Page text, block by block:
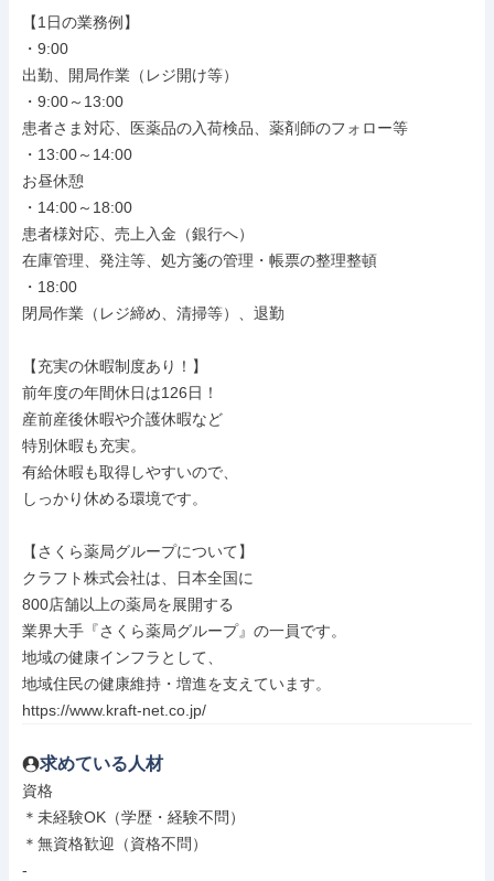
【1日の業務例】
・9:00
出勤、開局作業（レジ開け等）
・9:00～13:00
患者さま対応、医薬品の入荷検品、薬剤師のフォロー等
・13:00～14:00
お昼休憩
・14:00～18:00
患者様対応、売上入金（銀行へ）
在庫管理、発注等、処方箋の管理・帳票の整理整頓
・18:00
閉局作業（レジ締め、清掃等）、退勤
【充実の休暇制度あり！】
前年度の年間休日は126日！
産前産後休暇や介護休暇など
特別休暇も充実。
有給休暇も取得しやすいので、
しっかり休める環境です。
【さくら薬局グループについて】
クラフト株式会社は、日本全国に
800店舗以上の薬局を展開する
業界大手『さくら薬局グループ』の一員です。
地域の健康インフラとして、
地域住民の健康維持・増進を支えています。
https://www.kraft-net.co.jp/
求めている人材
資格
＊未経験OK（学歴・経験不問）
＊無資格歓迎（資格不問）
-